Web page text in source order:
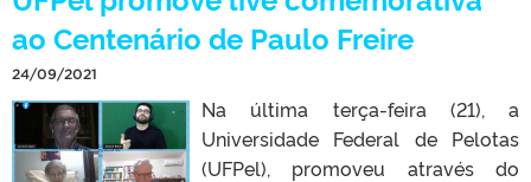
ao Centenário de Paulo Freire
24/09/2021
Na última terça-feira (21), a
Universidade Federal de Pelotas
(UFPel), promoveu através do